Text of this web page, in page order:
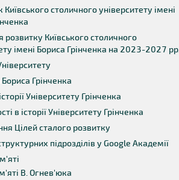
Київського столичного університету імені
розвитку Київського столичного
імені Бориса Грінченка на 2023-2027 рр.
Грінченка
Університету Грінченка
в історії Університету Грінченка
Цілей сталого розвитку
підрозділів у Google Академії
В. Огнев'юка